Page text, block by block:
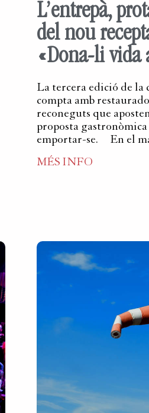
L’entrepà,
del nou
«Dona-li vida
La tercera edició de la
compta amb
reconeguts que
proposta gastronòmica
emportar-se. En el
MÉS INFO